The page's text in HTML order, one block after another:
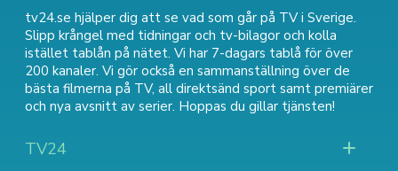
tv24.se hjälper dig att se vad som går på TV i Sverige.
Slipp krångel med tidningar och tv-bilagor och kolla
istället tablån på nätet. Vi har 7-dagars tablå för över
200 kanaler. Vi gör också en sammanställning över de
bästa filmerna på TV, all direktsänd sport samt premiärer
och nya avsnitt av serier. Hoppas du gillar tjänsten!
TV24